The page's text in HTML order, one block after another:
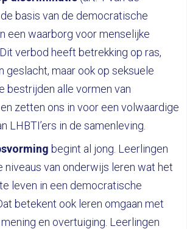
basis van de democratische
een waarborg voor menselijke
verbod heeft betrekking op ras,
geslacht, maar ook op seksuele
bestrijden alle vormen van
zetten ons in voor een volwaardige
LHBTI’ers in de samenleving.
begint al jong. Leerlingen
niveaus van onderwijs leren wat het
leven in een democratische
betekent ook leren omgaan met
en overtuiging. Leerlingen